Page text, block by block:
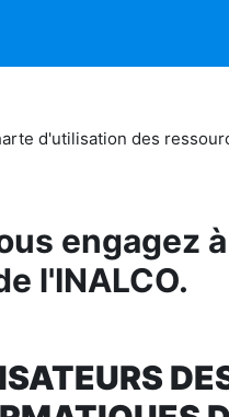
d'utilisation des
engagez
l'INALCO.